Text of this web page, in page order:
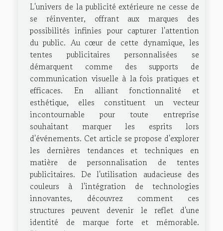
L'univers de la publicité extérieure ne cesse de
se réinventer, offrant aux marques des
possibilités infinies pour capturer l'attention
du public. Au cœur de cette dynamique, les
tentes publicitaires personnalisées se
démarquent comme des supports de
communication visuelle à la fois pratiques et
efficaces. En alliant fonctionnalité et
esthétique, elles constituent un vecteur
incontournable pour toute entreprise
souhaitant marquer les esprits lors
d'événements. Cet article se propose d'explorer
les dernières tendances et techniques en
matière de personnalisation de tentes
publicitaires. De l'utilisation audacieuse des
couleurs à l'intégration de technologies
innovantes, découvrez comment ces
structures peuvent devenir le reflet d'une
identité de marque forte et mémorable.